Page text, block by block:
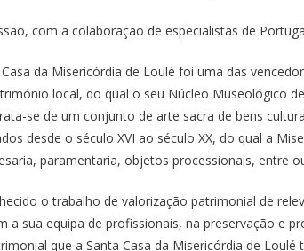
com a colaboração de especialistas de
da Misericórdia de Loulé foi uma das
local, do qual o seu Núcleo Museológico
se de um conjunto de arte sacra de bens
desde o século XVI ao século XX, do qual a
paramentaria, objetos processionais, entre
o trabalho de valorização patrimonial de
a sua equipa de profissionais, na preservação e
que a Santa Casa da Misericórdia de